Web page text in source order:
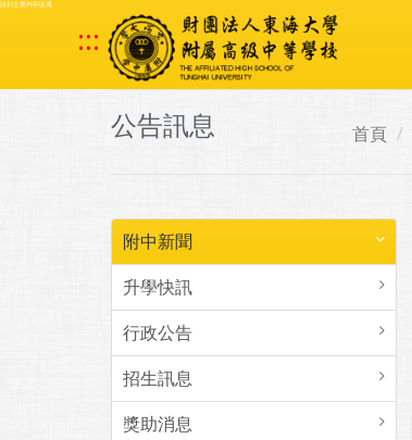
跳到主要內容區塊
:::
公告訊息 首頁
附中新聞
升學快訊
行政公告
招生訊息
獎助消息